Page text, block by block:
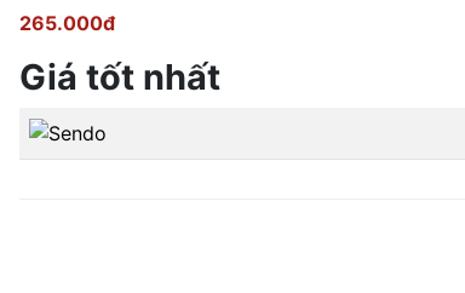
265.000đ
Giá tốt nhất